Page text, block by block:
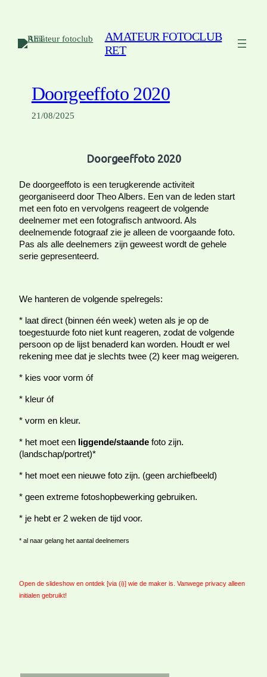
AMATEUR FOTOCLUB
RET
Doorgeeffoto 2020
21/08/2025
Doorgeeffoto 2020
De doorgeeffoto is een terugkerende activiteit
georganiseerd door Theo Albers. Een van de leden start
met een foto en vervolgens reageert de volgende
dee lnemer met een fotografisch antwoord. Als
deelnemende fotograaf zie je alleen de voorgaande foto.
Pas als alle deelnemers zijn geweestwordt de gehele
serie gepresenteerd.
We hanteren de volgende spelregels:
* laat direct (binnen één week) weten als je op de
toegestuurde foto niet kunt reageren, zodat de volgende
persoon op de lijst benaderd kan worden. Houdt er wel
rekening mee dat je slechts twee (2) keer mag weigeren.
* kies voor vorm óf
* kleur óf
* vorm en kleur.
* het moet een liggende/staande foto zijn.
(landschap/portret)*
* het moet een nieuwe foto zijn. (geen archiefbeeld)
* geen extreme fotoshopbewerking gebruiken.
* je hebt er 2 weken de tijd voor.
* al naar gelang het aantal deelnemers
Open de slideshow en ontdek[via (i)]wie de maker is. Vanwege privacy alleen
initialen gebruikt!